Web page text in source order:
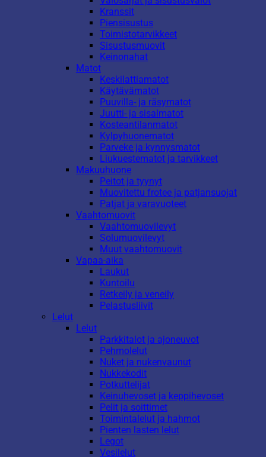
Kranssit
Piensisustus
Toimistotarvikkeet
Sisustusmuovit
Keinonahat
Matot
Keskilattiamatot
Käytävämatot
Puuvilla- ja räsymatot
Juutti- ja sisalmatot
Kosteantilanmatot
Kylpyhuonematot
Parveke ja kynnysmatot
Liukuestematot ja tarvikkeet
Makuuhuone
Peitot ja tyynyt
Muovitettu frotee ja patjansuojat
Patjat ja varavuoteet
Vaahtomuovit
Vaahtomuovilevyt
Solumuovilevyt
Muut vaahtomuovit
Vapaa-aika
Laukut
Kuntoilu
Retkeily ja veneily
Pelastusliivit
Lelut
Lelut
Parkkitalot ja ajoneuvot
Pehmolelut
Nuket ja nukenvaunut
Nukkekodit
Potkuttelijat
Keinuhevoset ja keppihevoset
Pelit ja soittimet
Toimintalelut ja hahmot
Pienten lasten lelut
Legot
Vesilelut